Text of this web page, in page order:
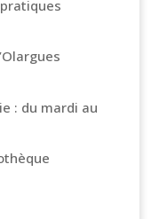
pratiques
: du mardi au